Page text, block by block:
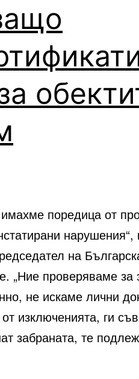
поредица от
нарушения“,
на
„Ние проверяваме за
не искаме лични
изключенията, ги
забраната, те